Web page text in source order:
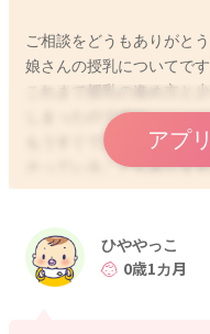
ご相談をどうもありがとう
娘さんの授乳についてです
これまで授乳の進め方と
しまったのですね。
もうすぐで2ヶ月という
さっていることもありま
だく方がいいと思います
哺乳量も減ってしまうこ
量の確保にもなります。
アプ
ひややっこ
0歳1カ月